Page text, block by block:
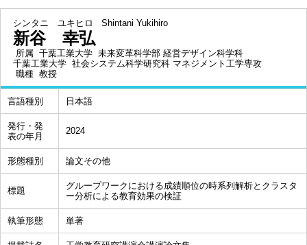
シンタニ ユキヒロ Shintani Yukihiro
新谷 幸弘
所属 千葉工業大学 未来変革科学部 経営デザイン科学科
千葉工業大学 社会システム科学研究科 マネジメント工学専攻
職種 教授
言語種別 日本語
発行・発
表の年月
2024
形態種別 論文その他
標題
グループワークにおける成績順位の時系列解析とクラスタ
ー分析による教育効果の検証
執筆形態 単著